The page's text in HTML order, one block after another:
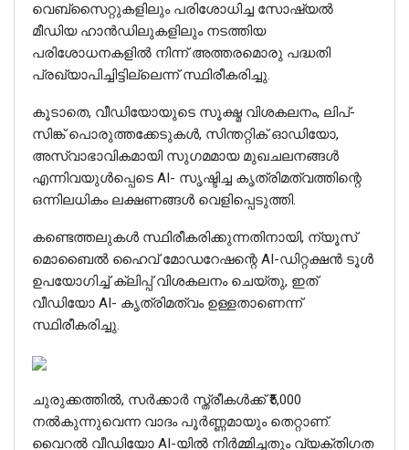
വെബ്‌സൈറ്റുകളിലും പരിശോധിച്ച സോഷ്യൽ
മീഡിയ ഹാൻഡിലുകളിലും നടത്തിയ
പരിശോധനകളിൽ നിന്ന് അത്തരമൊരു പദ്ധതി
പ്രഖ്യാപിച്ചിട്ടില്ലെന്ന് സ്ഥിരീകരിച്ചു.
കൂടാതെ, വീഡിയോയുടെ സൂക്ഷ്മ വിശകലനം, ലിപ്-
സിങ്ക് പൊരുത്തക്കേടുകൾ, സിന്തറ്റിക് ഓഡിയോ,
അസ്വാഭാവികമായി സുഗമമായ മുഖചലനങ്ങൾ
എന്നിവയുൾപ്പെടെ AI- സൃഷ്ടിച്ച കൃത്രിമത്വത്തിന്റെ
ഒന്നിലധികം ലക്ഷണങ്ങൾ വെളിപ്പെടുത്തി.
കണ്ടെത്തലുകൾ സ്ഥിരീകരിക്കുന്നതിനായി, ന്യൂസ്
മൊബൈൽ ഹൈവ് മോഡറേഷന്റെ AI-ഡിറ്റക്ഷൻ ടൂൾ
ഉപയോഗിച്ച് ക്ലിപ്പ് വിശകലനം ചെയ്തു, ഇത്
വീഡിയോ AI- കൃത്രിമത്വം ഉള്ളതാണെന്ന്
സ്ഥിരീകരിച്ചു.
ചുരുക്കത്തിൽ, സർക്കാർ സ്ത്രീകൾക്ക് ₹5,000
നൽകുന്നുവെന്ന വാദം പൂർണ്ണമായും തെറ്റാണ്.
വൈറൽ വീഡിയോ AI-യിൽ നിർമ്മിച്ചതും വ്യക്തിഗത